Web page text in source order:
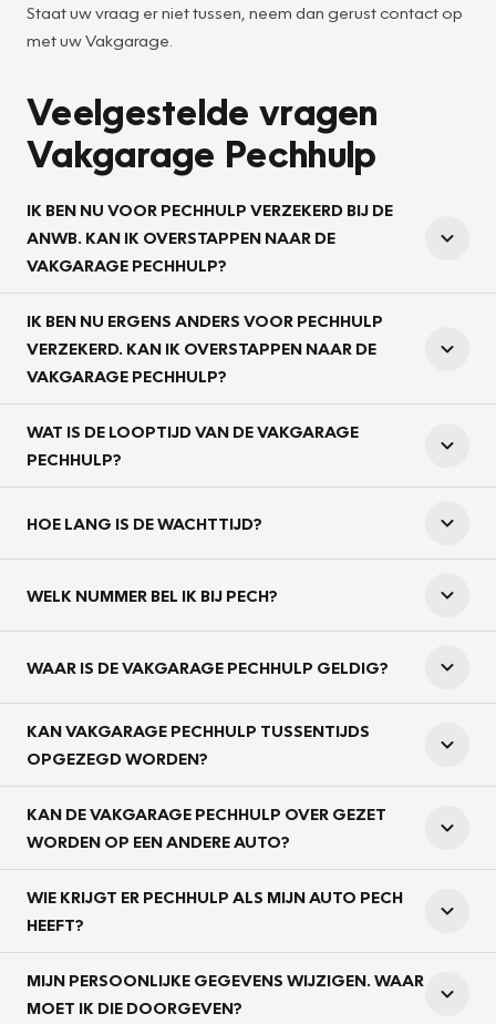
Staat uw vraag er niet tussen, neem dan gerust contact op
met uw Vakgarage.
Veelgestelde vragen
Vakgarage Pechhulp
IK BEN NU VOOR PECHHULP VERZEKERD BIJ DE
ANWB. KAN IK OVERSTAPPEN NAAR DE
VAKGARAGE PECHHULP?
IK BEN NU ERGENS ANDERS VOOR PECHHULP
VERZEKERD. KAN IK OVERSTAPPEN NAAR DE
VAKGARAGE PECHHULP?
WAT IS DE LOOPTIJD VAN DE VAKGARAGE
PECHHULP?
HOE LANG IS DE WACHTTIJD?
WELK NUMMER BEL IK BIJ PECH?
WAAR IS DE VAKGARAGE PECHHULP GELDIG?
KAN VAKGARAGE PECHHULP TUSSENTIJDS
OPGEZEGD WORDEN?
KAN DE VAKGARAGE PECHHULP OVER GEZET
WORDEN OP EEN ANDERE AUTO?
WIE KRIJGT ER PECHHULP ALS MIJN AUTO PECH
HEEFT?
MIJN PERSOONLIJKE GEGEVENS WIJZIGEN. WAAR
MOET IK DIE DOORGEVEN?